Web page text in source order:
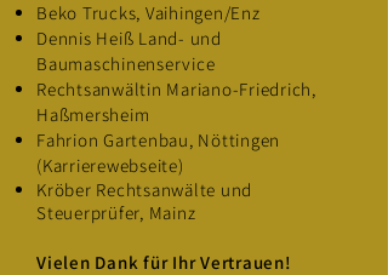
Beko Trucks, Vaihingen/Enz
Dennis Heiß Land- und
Baumaschinenservice
Rechtsanwältin Mariano-Friedrich,
Haßmersheim
Fahrion Gartenbau, Nöttingen
(Karrierewebseite)
Kröber Rechtsanwälte und
Steuerprüfer, Mainz
Vielen Dank für Ihr Vertrauen!